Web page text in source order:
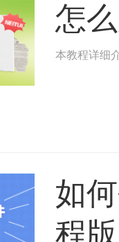
怎
本教程详细
如
程版